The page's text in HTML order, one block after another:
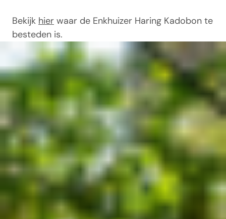
Bekijk hier waar de Enkhuizer Haring Kadobon te
besteden is.